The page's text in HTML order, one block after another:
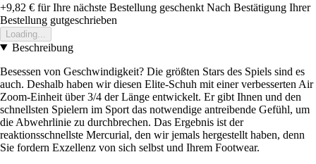
+9,82 € für Ihre nächste Bestellung geschenkt Nach Bestätigung Ihrer
Bestellung gutgeschrieben
Loading...
Beschreibung
Besessen von Geschwindigkeit? Die größten Stars des Spiels sind es
auch. Deshalb haben wir diesen Elite-Schuh mit einer verbesserten Air
Zoom-Einheit über 3/4 der Länge entwickelt. Er gibt Ihnen und den
schnellsten Spielern im Sport das notwendige antreibende Gefühl, um
die Abwehrlinie zu durchbrechen. Das Ergebnis ist der
reaktionsschnellste Mercurial, den wir jemals hergestellt haben, denn
Sie fordern Exzellenz von sich selbst und Ihrem Footwear.